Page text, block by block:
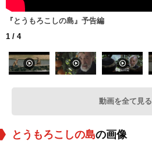
『とうもろこしの島』予告編
1 / 4
動画を全て見る
とうもろこしの島の画像